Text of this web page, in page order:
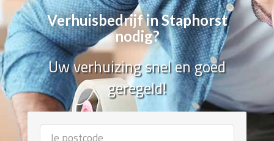
Verhuisbedrijf in Staphorst
nodig?
Uw verhuizing snel en goed
geregeld!